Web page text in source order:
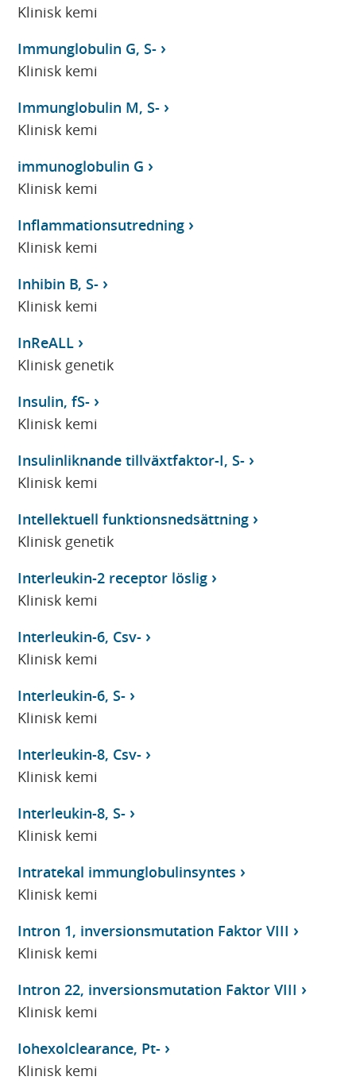
Klinisk kemi
Immunglobulin G, S-
Klinisk kemi
Immunglobulin M, S-
Klinisk kemi
immunoglobulin G
Klinisk kemi
Inflammationsutredning
Klinisk kemi
Inhibin B, S-
Klinisk kemi
InReALL
Klinisk genetik
Insulin, fS-
Klinisk kemi
Insulinliknande tillväxtfaktor-I, S-
Klinisk kemi
Intellektuell funktionsnedsättning
Klinisk genetik
Interleukin-2 receptor löslig
Klinisk kemi
Interleukin-6, Csv-
Klinisk kemi
Interleukin-6, S-
Klinisk kemi
Interleukin-8, Csv-
Klinisk kemi
Interleukin-8, S-
Klinisk kemi
Intratekal immunglobulinsyntes
Klinisk kemi
Intron 1, inversionsmutation Faktor VIII
Klinisk kemi
Intron 22, inversionsmutation Faktor VIII
Klinisk kemi
Iohexolclearance, Pt-
Klinisk kemi